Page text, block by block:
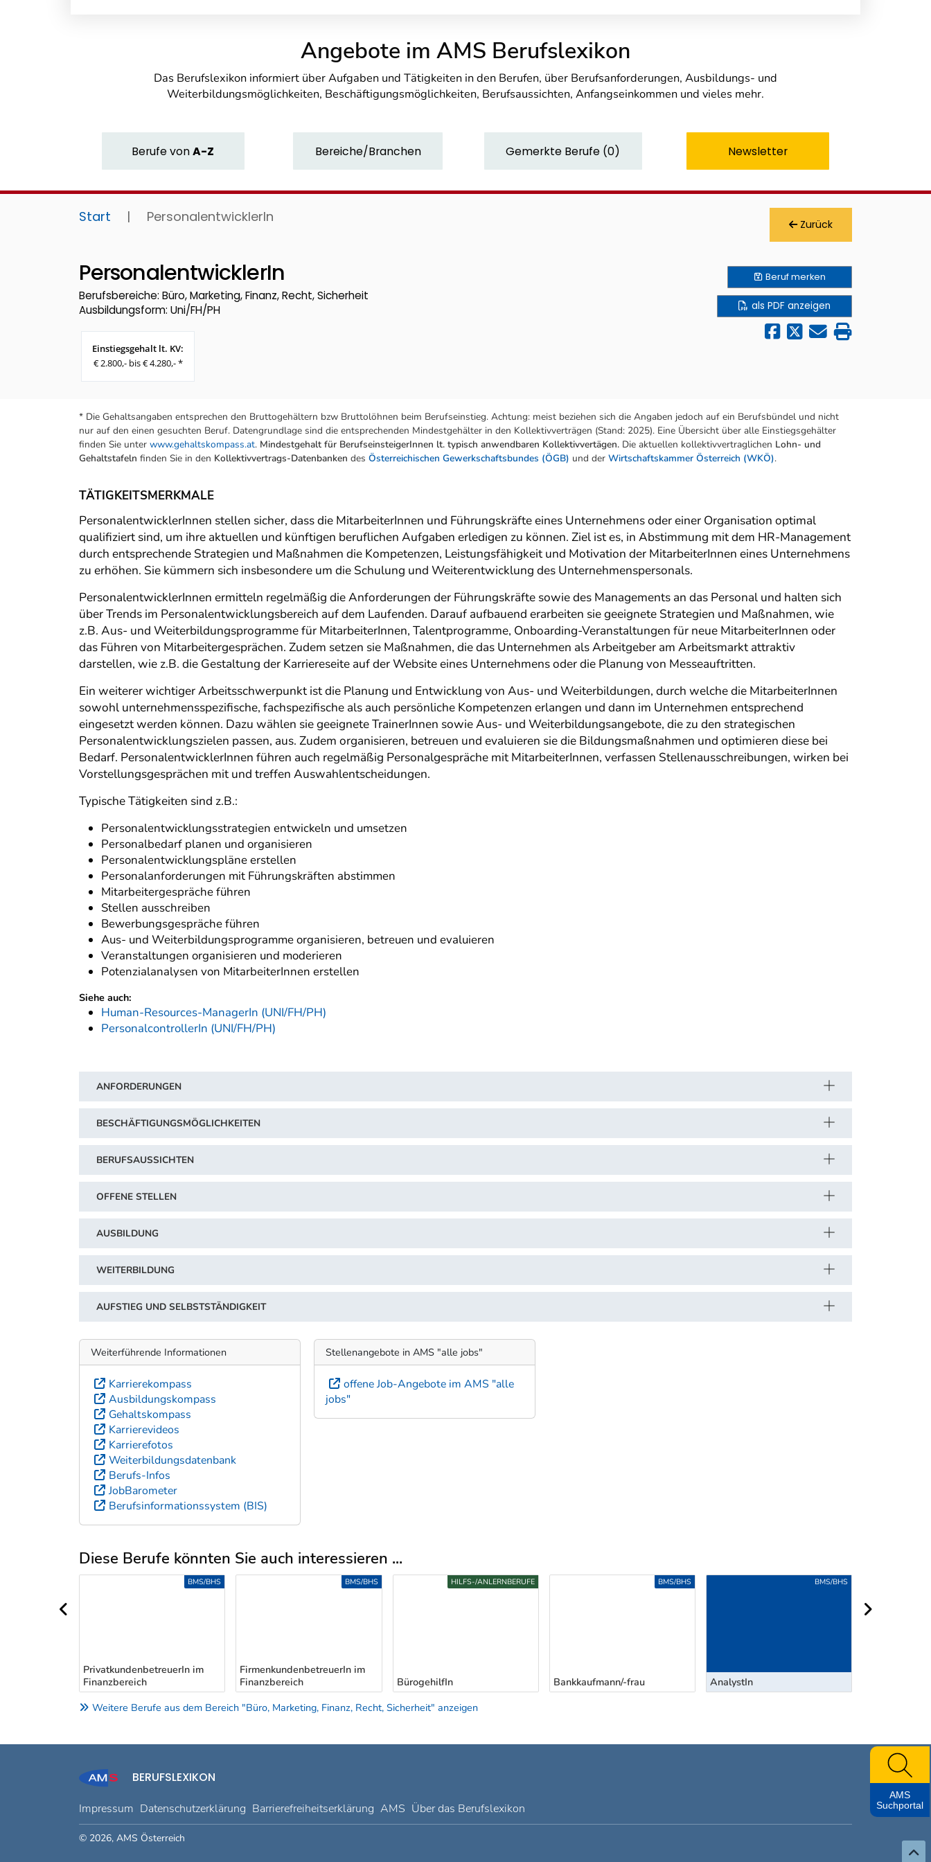
Angebote im AMS Berufslexikon
Das Berufslexikon informiert über Aufgaben und Tätigkeiten in den Berufen, über Berufsanforderungen, Ausbildungs- und
Weiterbildungsmöglichkeiten, Beschäftigungsmöglichkeiten, Berufsaussichten, Anfangseinkommen und vieles mehr.
BerufevonA-Z Bereiche/Branchen Gemerkte Berufe (0) Newsletter
Start | PersonalentwicklerIn Zurück
PersonalentwicklerIn
Berufsbereiche: Büro, Marketing, Finanz, Recht, Sicherheit
Ausbildungsform: Uni/FH/PH
Einstiegsgehalt lt. KV:
€ 2.800,- bis € 4.280,- *
Berufmerken
als PDF anzeigen
* Die Gehaltsangaben entsprechen den Bruttogehältern bzw Bruttolöhnen beim Berufseinstieg. Achtung: meist beziehen sich die Angaben jedoch auf ein Berufsbündel und nicht
nur auf den einen gesuchten Beruf. Datengrundlage sind die entsprechenden Mindestgehälter in den Kollektivverträgen (Stand: 2025). Eine Übersicht über alle Einstiegsgehälter
finden Sie unter www.gehaltskompass.at. Mindestgehalt für BerufseinsteigerInnen lt. typisch anwendbaren Kollektivvertägen. Die aktuellen kollektivvertraglichen Lohn- und
Gehaltstafeln finden Sie in den Kollektivvertrags-Datenbanken des Österreichischen Gewerkschaftsbundes (ÖGB) und der Wirtschaftskammer Österreich (WKÖ).
TÄTIGKEITSMERKMALE
PersonalentwicklerInnen stellen sicher, dass die MitarbeiterInnen und Führungskräfte eines Unternehmens oder einer Organisation optimal
qualifiziert sind, um ihre aktuellen und künftigen beruflichen Aufgaben erledigen zu können. Ziel ist es, in Abstimmung mit dem HR-Management
durch entsprechende Strategien und Maßnahmen die Kompetenzen, Leistungsfähigkeit und Motivation der MitarbeiterInnen eines Unternehmens
zu erhöhen. Sie kümmern sich insbesondere um die Schulung und Weiterentwicklung des Unternehmenspersonals.
PersonalentwicklerInnen ermitteln regelmäßig die Anforderungen der Führungskräfte sowie des Managements an das Personal und halten sich
über Trends im Personalentwicklungsbereich auf dem Laufenden. Darauf aufbauend erarbeiten sie geeignete Strategien und Maßnahmen, wie
z.B. Aus- und Weiterbildungsprogramme für MitarbeiterInnen, Talentprogramme, Onboarding-Veranstaltungen für neue MitarbeiterInnen oder
das Führen von Mitarbeitergesprächen. Zudem setzen sie Maßnahmen, die das Unternehmen als Arbeitgeber am Arbeitsmarkt attraktiv
darstellen, wie z.B. die Gestaltung der Karriereseite auf der Website eines Unternehmens oder die Planung von Messeauftritten.
Ein weiterer wichtiger Arbeitsschwerpunkt ist die Planung und Entwicklung von Aus- und Weiterbildungen, durch welche die MitarbeiterInnen
sowohl unternehmensspezifische, fachspezifische als auch persönliche Kompetenzen erlangen und dann im Unternehmen entsprechend
eingesetzt werden können. Dazu wählen sie geeignete TrainerInnen sowie Aus- und Weiterbildungsangebote, die zu den strategischen
Personalentwicklungszielen passen, aus. Zudem organisieren, betreuen und evaluieren sie die Bildungsmaßnahmen und optimieren diese bei
Bedarf. PersonalentwicklerInnen führen auch regelmäßig Personalgespräche mit MitarbeiterInnen, verfassen Stellenausschreibungen, wirken bei
Vorstellungsgesprächen mit und treffen Auswahlentscheidungen.
Typische Tätigkeiten sind z.B.:
Personalentwicklungsstrategien entwickeln und umsetzen
Personalbedarf planen und organisieren
Personalentwicklungspläne erstellen
Personalanforderungen mit Führungskräften abstimmen
Mitarbeitergespräche führen
Stellen ausschreiben
Bewerbungsgespräche führen
Aus- und Weiterbildungsprogramme organisieren, betreuen und evaluieren
Veranstaltungen organisieren und moderieren
Potenzialanalysen von MitarbeiterInnen erstellen
Siehe auch:
Human-Resources-ManagerIn (UNI/FH/PH)
PersonalcontrollerIn (UNI/FH/PH)
ANFORDERUNGEN
BESCHÄFTIGUNGSMÖGLICHKEITEN
BERUFSAUSSICHTEN
OFFENE STELLEN
AUSBILDUNG
WEITERBILDUNG
AUFSTIEG UND SELBSTSTÄNDIGKEIT
Weiterführende Informationen
Karrierekompass
Ausbildungskompass
Gehaltskompass
Karrierevideos
Karrierefotos
Weiterbildungsdatenbank
Berufs-Infos
JobBarometer
Berufsinformationssystem (BIS)
Stellenangebote in AMS "alle jobs"
offene Job-Angebote im AMS "alle
jobs"
Diese Berufe könnten Sie auch interessieren ...
Uber weitere Berufsvorschläge
PrivatkundenbetreuerIn im
Finanzbereich
BMS/BHS
FirmenkundenbetreuerIn im
Finanzbereich
BMS/BHS
BürogehilfIn
HILFS-/ANLERNBERUFE
Bankkaufmann/-frau
BMS/BHS
AnalystIn
BMS/BHS
Weitere Berufe aus dem Bereich "Büro, Marketing, Finanz, Recht, Sicherheit" anzeigen
BERUFSLEXIKON
Impressum Datenschutzerklärung Barrierefreiheitserklärung AMS Über das Berufslexikon
© 2026, AMS Österreich
AMS
Suchportal